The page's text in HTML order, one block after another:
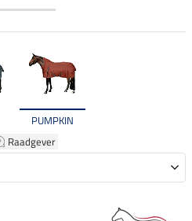
PUMPKIN
Raadgever